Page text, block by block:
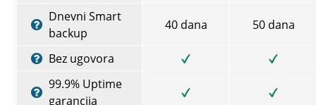
Dnevni Smart
backup
40 dana 50 dana
Bez ugovora
99.9% Uptime
garancija